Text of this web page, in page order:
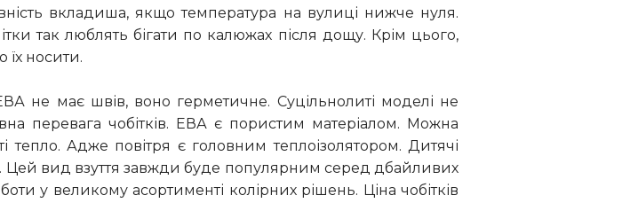
вкладиша, якщо температура на вулиці нижче нуля.
так люблять бігати по калюжах після дощу. Крім цього,
їх носити.
не має швів, воно герметичне. Суцільнолиті моделі не
перевага чобітків. ЕВА є пористим матеріалом. Можна
тепло. Адже повітря є головним теплоізолятором. Дитячі
Цей вид взуття завжди буде популярним серед дбайливих
у великому асортименті колірних рішень. Ціна чобітків